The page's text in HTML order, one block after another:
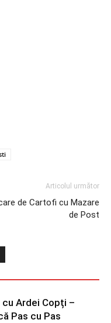
Articolul următor
de Cartofi cu Mazare
de Post
Ardei Copți –
Pas cu Pas